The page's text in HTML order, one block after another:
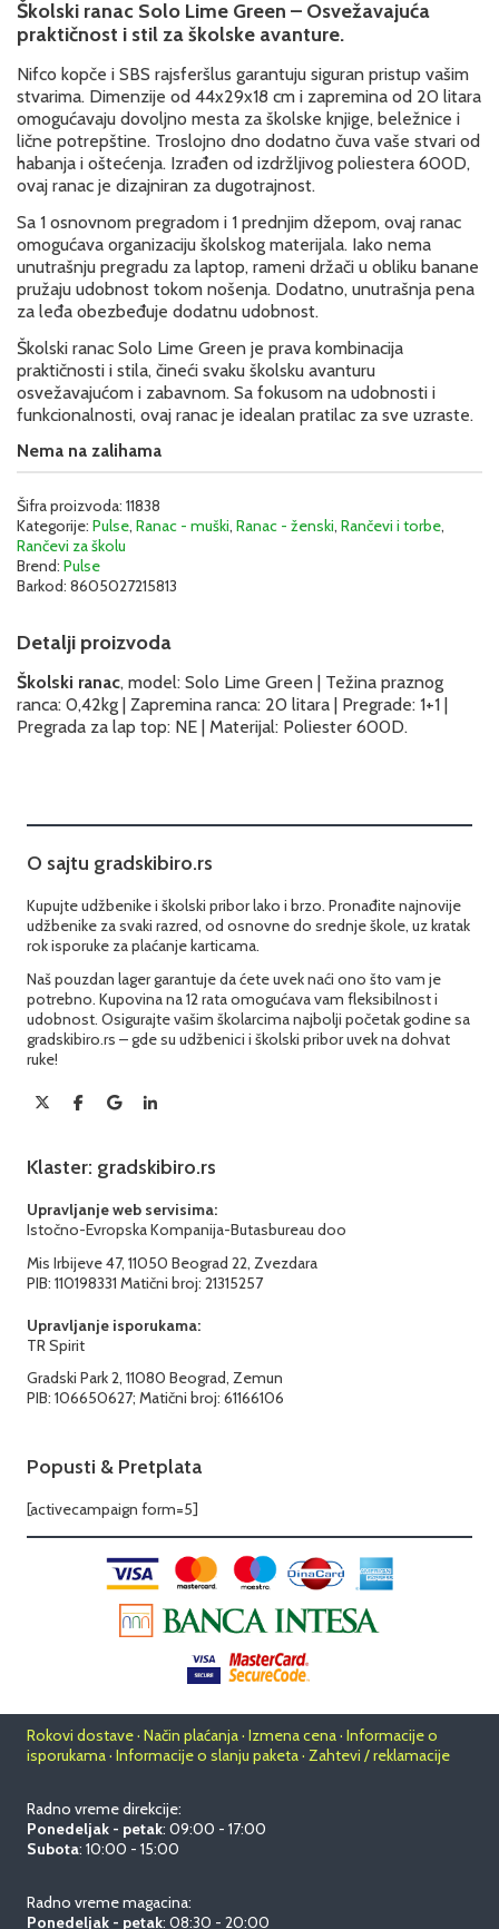
Školski ranac Solo Lime Green – Osvežavajuća
praktičnost i stil za školske avanture.
Nifco kopče i SBS rajsferšlus garantuju siguran pristup vašim
stvarima. Dimenzije od 44x29x18 cm i zapremina od 20 litara
omogućavaju dovoljno mesta za školske knjige, beležnice i
lične potrepštine. Troslojno dno dodatno čuva vaše stvari od
habanja i oštećenja. Izrađen od izdržljivog poliestera 600D,
ovaj ranac je dizajniran za dugotrajnost.
Sa 1 osnovnom pregradom i 1 prednjim džepom, ovaj ranac
omogućava organizaciju školskog materijala. Iako nema
unutrašnju pregradu za laptop, rameni držači u obliku banane
pružaju udobnost tokom nošenja. Dodatno, unutrašnja pena
za leđa obezbeđuje dodatnu udobnost.
Školski ranac Solo Lime Green je prava kombinacija
praktičnosti i stila, čineći svaku školsku avanturu
osvežavajućom i zabavnom. Sa fokusom na udobnosti i
funkcionalnosti, ovaj ranac je idealan pratilac za sve uzraste.
Nema na zalihama
Šifra proizvoda: 11838
Kategorije: Pulse, Ranac - muški, Ranac - ženski, Rančevi i torbe,
Rančevi za školu
Brend: Pulse
Barkod: 8605027215813
Detalji proizvoda
Školski ranac, model: Solo Lime Green | Težina praznog
ranca: 0,42kg | Zapremina ranca: 20 litara | Pregrade: 1+1 |
Pregrada za lap top: NE | Materijal: Poliester 600D.
O sajtu gradskibiro.rs
Kupujte udžbenike i školski pribor lako i brzo. Pronađite najnovije
udžbenike za svaki razred, od osnovne do srednje škole, uz kratak
rok isporuke za plaćanje karticama.
Naš pouzdan lager garantuje da ćete uvek naći ono što vam je
potrebno. Kupovina na 12 rata omogućava vam fleksibilnost i
udobnost. Osigurajte vašim školarcima najbolji početak godine sa
gradskibiro.rs – gde su udžbenici i školski pribor uvek na dohvat
ruke!
Klaster: gradskibiro.rs
Upravljanje web servisima:
Istočno-Evropska Kompanija-Butasbureau doo
Mis Irbijeve 47, 11050 Beograd 22, Zvezdara
PIB: 110198331 Matični broj: 21315257
Upravljanje isporukama:
TR Spirit
Gradski Park 2, 11080 Beograd, Zemun
PIB: 106650627; Matični broj: 61166106
Popusti & Pretplata
[activecampaign form=5]
Rokovi dostave · Način plaćanja · Izmena cena · Informacije o
isporukama · Informacije o slanju paketa · Zahtevi / reklamacije
Radno vreme direkcije:
Ponedeljak - petak: 09:00 - 17:00
Subota: 10:00 - 15:00
Radno vreme magacina:
Ponedeljak - petak: 08:30 - 20:00